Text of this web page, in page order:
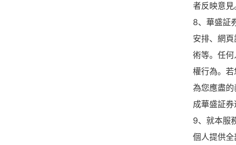
者反映意見
8、華盛証
安排、網
術等。任
權行為。
為您應盡
成華盛証
9、就本服
個人提供